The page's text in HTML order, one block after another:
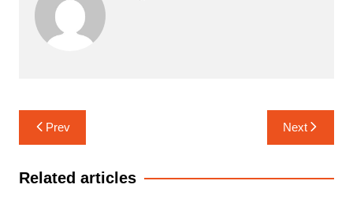
Post
navigation
Prev Next
Related articles